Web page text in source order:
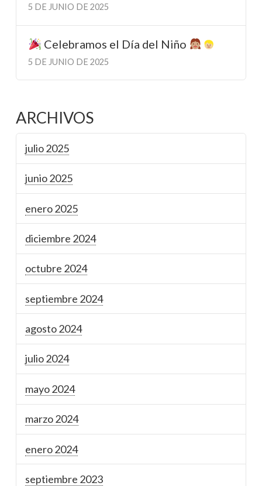
5 DE JUNIO DE 2025
Celebramos el Día del Niño
5 DE JUNIO DE 2025
ARCHIVOS
julio 2025
junio 2025
enero 2025
diciembre 2024
octubre 2024
septiembre 2024
agosto 2024
julio 2024
mayo 2024
marzo 2024
enero 2024
septiembre 2023